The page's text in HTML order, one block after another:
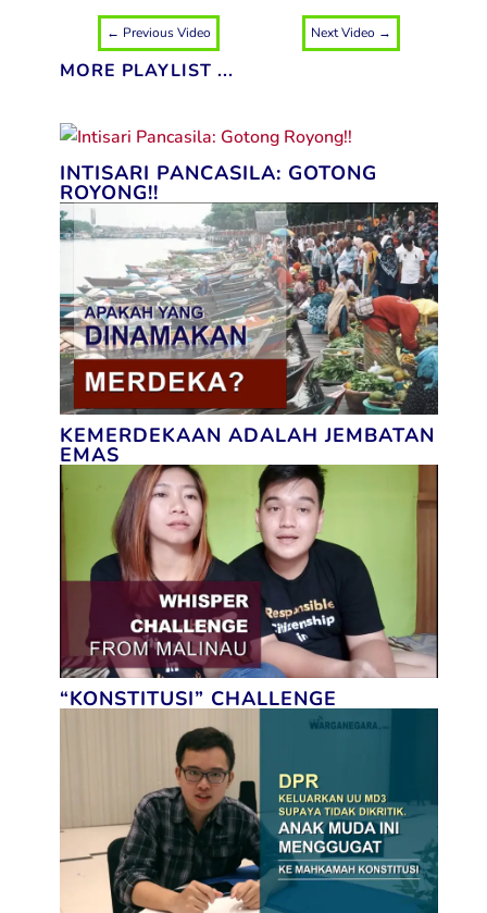
← Previous Video Next Video →
MORE PLAYLIST ...
INTISARI PANCASILA: GOTONG
ROYONG!!
KEMERDEKAAN ADALAH JEMBATAN
EMAS
“KONSTITUSI” CHALLENGE